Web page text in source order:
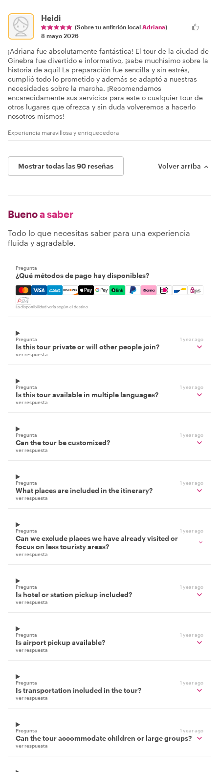
Heidi
(Sobre tu anfitrión local Adriana)
8 mayo 2026
¡Adriana fue absolutamente fantástica! El tour de la ciudad de
Ginebra fue divertido e informativo, ¡sabe muchísimo sobre la
historia de aquí! La preparación fue sencilla y sin estrés,
cumplió todo lo prometido y además se adaptó a nuestras
necesidades sobre la marcha. ¡Recomendamos
encarecidamente sus servicios para este o cualquier tour de
otros lugares que ofrezca y sin duda volveremos a hacerlo
nosotros mismos!
Experiencia maravillosa y enriquecedora
Mostrar todas las 90 reseñas Volver arriba
Buenoa saber
Todo lo que necesitas saber para una experiencia
fluida y agradable.
Pregunta
¿Qué métodos de pago hay disponibles?
Mastercard, Visa, Amex, Discover, Apple Pay, Google
La disponibilidad varía según el destino
Pregunta 1 year ago
Is this tour private or will other people join?
ver respuesta
Pregunta 1 year ago
Is this tour available in multiple languages?
ver respuesta
Pregunta 1 year ago
Can the tour be customized?
ver respuesta
Pregunta 1 year ago
What places are included in the itinerary?
ver respuesta
Pregunta 1 year ago
Can we exclude places we have already visited or
focus on less touristy areas?
ver respuesta
Pregunta 1 year ago
Is hotel or station pickup included?
ver respuesta
Pregunta 1 year ago
Is airport pickup available?
ver respuesta
Pregunta 1 year ago
Is transportation included in the tour?
ver respuesta
Pregunta 1 year ago
Can the tour accommodate children or large groups?
ver respuesta